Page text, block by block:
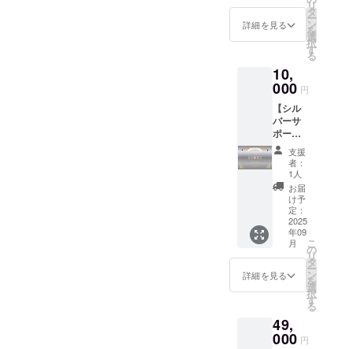
1.7x厚
さ
(シル
バー)■
アクリ
ルキー
ダー・T
シャツ
が不要
の方は
こちら
のライ
トプラ
ンから
ご支援
くださ
い。 住
所・氏
名の記
入が不
要にな
り、 お
値段も
させて
いただ
詳細を見る
リ
タ
ー
ン
を
選
択
す
る
10,
000 円
【シル
バーサ
ポー
ター】
■御礼の
メッ
セージ■
■デジタ
ル支援
証明書
(シル
バー)■ ■
オリジ
ナルAI
デザイ
ンアク
キーホ
ルダー
支援
者：
1人
お届
け予
定：
2025
年09
月
詳細を見る
こ
の
リ
タ
ー
ン
を
選
択
す
る
49,
000 円